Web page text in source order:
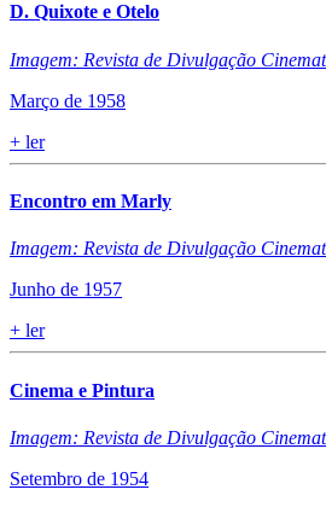
D. Quixote e Otelo
Imagem: Revista de Divulgação
Março de 1958
+ ler
Encontro em Marly
Imagem: Revista de Divulgação
Junho de 1957
+ ler
Cinema e Pintura
Imagem: Revista de Divulgação
Setembro de 1954